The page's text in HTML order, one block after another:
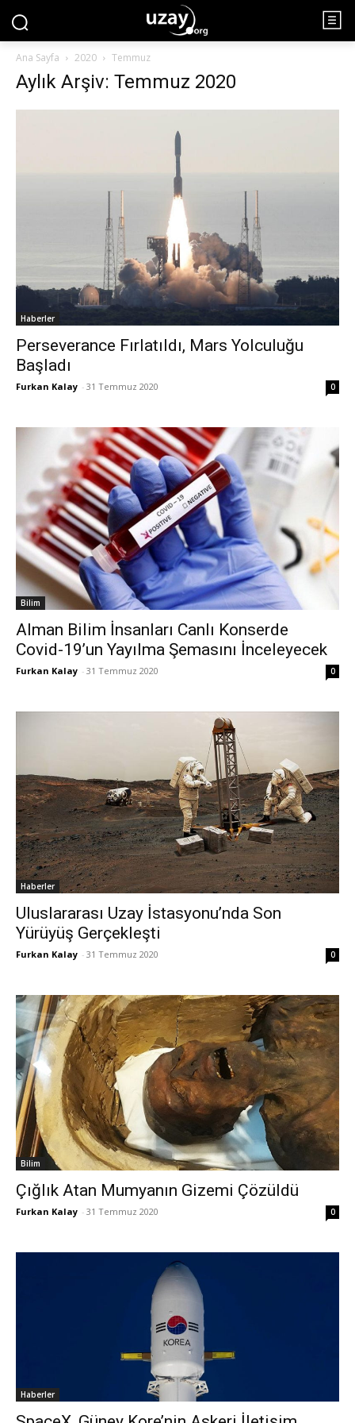
Ana Sayfa 2020 Temmuz
Aylık Arşiv: Temmuz 2020
Haberler
Perseverance Fırlatıldı, Mars Yolculuğu
Başladı
Furkan Kalay - 31 Temmuz 2020 0
Bilim
Alman Bilim İnsanları Canlı Konserde
Covid-19’un Yayılma Şemasını İnceleyecek
Furkan Kalay - 31 Temmuz 2020 0
Haberler
Uluslararası Uzay İstasyonu’nda Son
Yürüyüş Gerçekleşti
Furkan Kalay - 31 Temmuz 2020 0
Bilim
Çığlık Atan Mumyanın Gizemi Çözüldü
Furkan Kalay - 31 Temmuz 2020 0
Haberler